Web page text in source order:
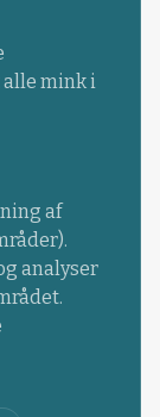
mink i
af
analyser